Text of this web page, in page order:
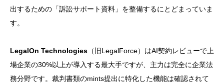
出するための「訴訟サポート資料」を整備するにとどまっていま
す。
LegalOn Technologies （旧LegalForce）はAI契約レビューで上
場企業の30%以上が導入する最大手ですが、主力は完全に企業法
務分野です。裁判書類のmints提出に特化した機能は確認されて